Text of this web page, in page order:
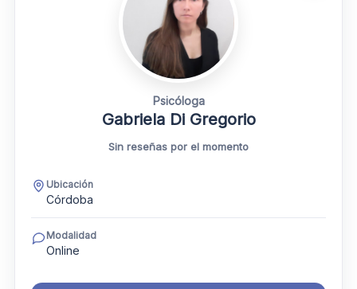
Psicóloga
Gabriela Di Gregorio
Sin reseñas por el momento
Ubicación
Córdoba
Modalidad
Online